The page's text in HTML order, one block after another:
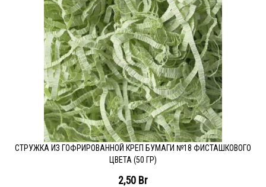
СТРУЖКА ИЗ ГОФРИРОВАННОЙ КРЕП БУМАГИ №18 ФИСТАШКОВОГО
ЦВЕТА (50 ГР)
2,50 Br